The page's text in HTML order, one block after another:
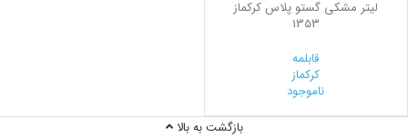
لیتر مشکی گستو پلاس کرکماز
1353
قابلمه
کرکماز
ناموجود
بازگشت به بالا